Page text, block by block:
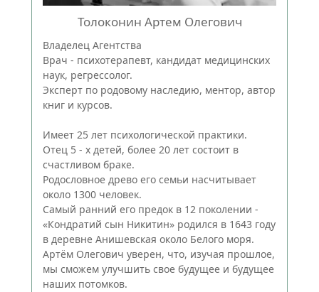
Толоконин Артем Олегович
Владелец Агентства
Врач - психотерапевт, кандидат медицинских
наук, регрессолог.
Эксперт по родовому наследию, ментор, автор
книг и курсов.
Имеет 25 лет психологической практики.
Отец 5 - х детей, более 20 лет состоит в
счастливом браке.
Родословное древо его семьи насчитывает
около 1300 человек.
Самый ранний его предок в 12 поколении -
«Кондратий сын Никитин» родился в 1643 году
в деревне Анишевская около Белого моря.
Артём Олегович уверен, что, изучая прошлое,
мы сможем улучшить свое будущее и будущее
наших потомков.